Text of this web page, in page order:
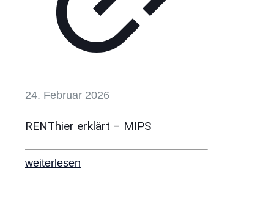
24. Februar 2026
RENThier erklärt – MIPS
weiterlesen